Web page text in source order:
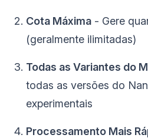
Cota Máxima - Gere
(geralmente ilimitadas)
Todas as Variantes do
todas as versões do
experimentais
Processamento Mais